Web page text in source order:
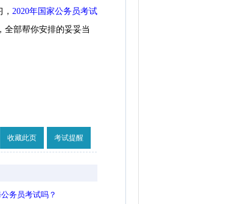
2020年国家公务员考试
全部帮你安排的妥妥当
收藏此页 考试提醒
务员考试吗？